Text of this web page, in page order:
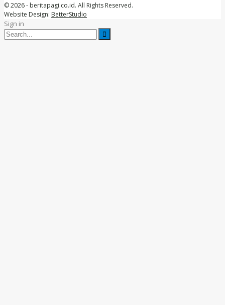
© 2026 - beritapagi.co.id. All Rights Reserved.
Website Design: BetterStudio
Sign in